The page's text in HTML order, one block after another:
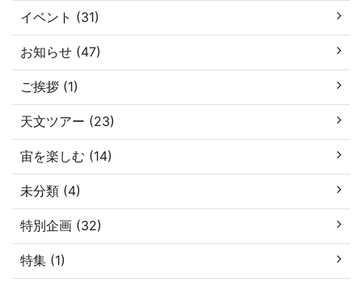
イベント (31)
お知らせ (47)
ご挨拶 (1)
天文ツアー (23)
宙を楽しむ (14)
未分類 (4)
特別企画 (32)
特集 (1)